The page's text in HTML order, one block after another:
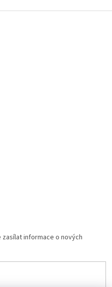
zasílat informace o nových